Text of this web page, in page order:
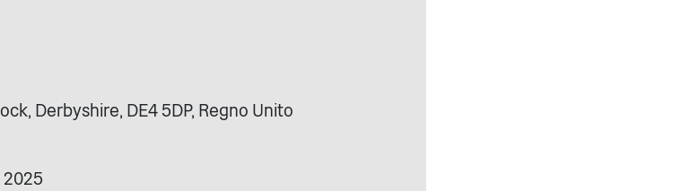
Derbyshire, DE4 5DP, Regno Unito
2025